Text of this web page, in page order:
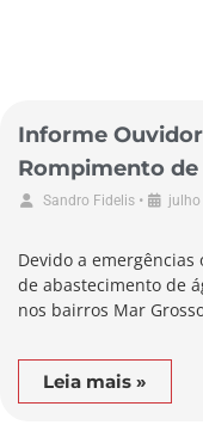
Informe
Rompimento
Município de
Sandro Fidelis • julho
Devido a
de abastecimento de
nos bairros Mar
Leia mais »